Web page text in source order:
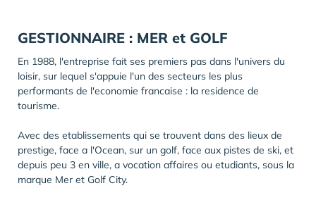
GESTIONNAIRE : MER et GOLF
En 1988, l'entreprise fait ses premiers pas dans l'univers du
loisir, sur lequel s'appuie l'un des secteurs les plus
performants de l'economie francaise : la residence de
tourisme.
Avec des etablissements qui se trouvent dans des lieux de
prestige, face a l'Ocean, sur un golf, face aux pistes de ski, et
depuis peu 3 en ville, a vocation affaires ou etudiants, sous la
marque Mer et Golf City.